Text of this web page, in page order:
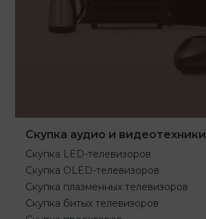
Скупка аудио и видеотехники
Скупка LED-телевизоров
Скупка OLED-телевизоров
Скупка плазменных телевизоров
Скупка битых телевизоров